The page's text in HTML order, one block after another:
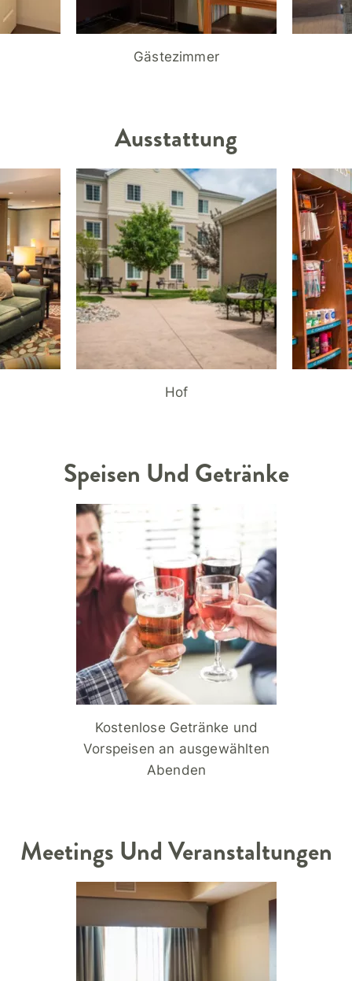
Gästezimmer
Ausstattung
Hof
Speisen Und Getränke
Kostenlose Getränke und
Vorspeisen an ausgewählten
Abenden
Meetings Und Veranstaltungen